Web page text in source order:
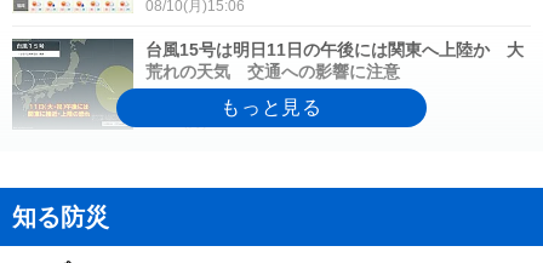
08/10(月)15:06
台風15号は明日11日の午後には関東へ上陸か 大
荒れの天気 交通への影響に注意
08/10(月)13:28
日本など厳しい暑さ 2週間天気
知る防災